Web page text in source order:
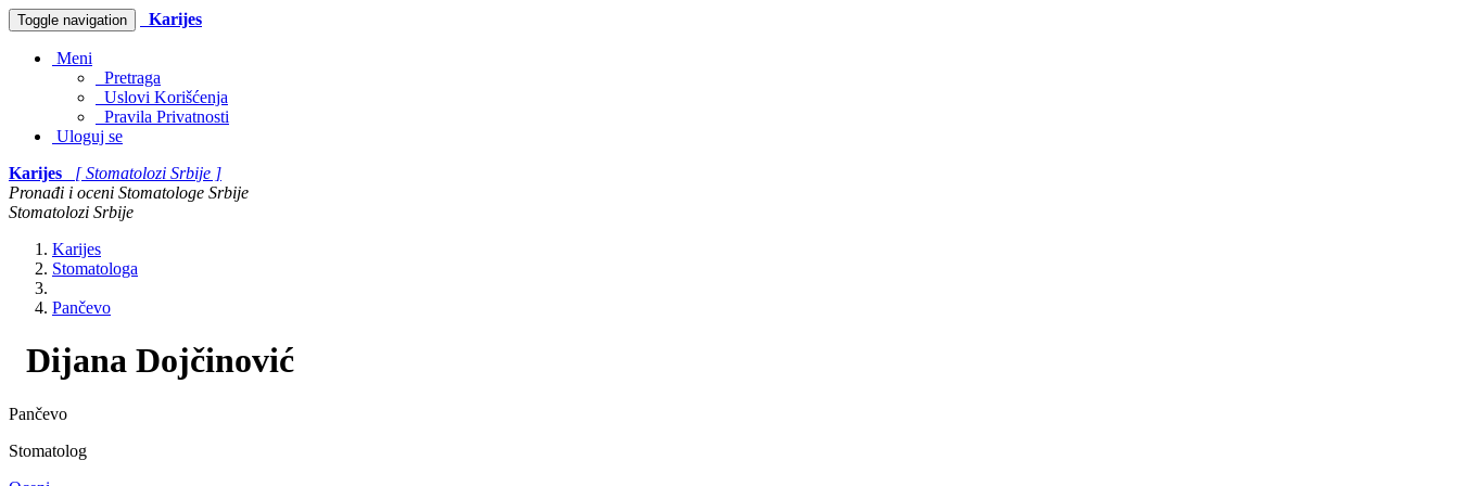
Toggle navigation Karijes
Meni
Pretraga
Uslovi Korišćenja
Pravila Privatnosti
Uloguj se
Karijes
[ Stomatolozi Srbije ]
Pronađi i oceni Stomatologe Srbije
Stomatolozi Srbije
Karijes
Stomatologa
Pančevo
Dijana Dojčinović
Pančevo
Stomatolog